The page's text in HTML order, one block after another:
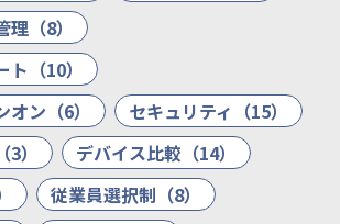
（8）
（10）
ン（6）
セキュリティ（15）
）
デバイス比較（14）
従業員選択制（8）